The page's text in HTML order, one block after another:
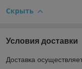
Скрыть
Условия доставки
Доставка